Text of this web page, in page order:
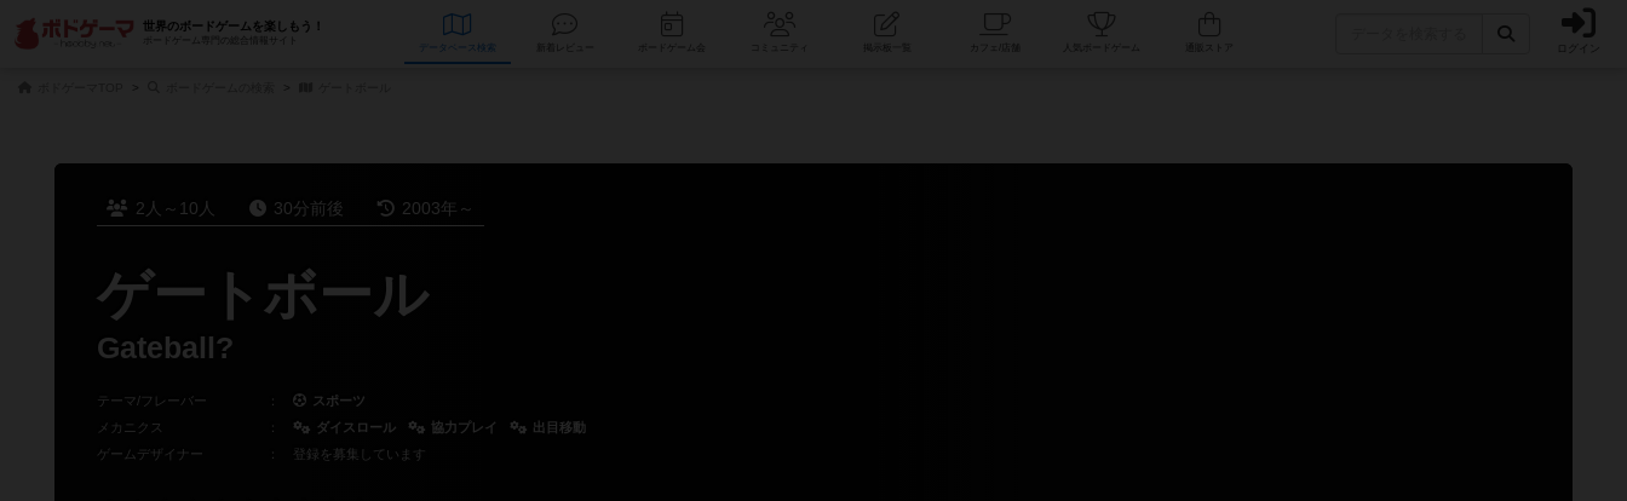
世界のボードゲームを楽しもう！
ボードゲーム専門の総合情報サイト
データベース コミュニティ 人気ボードゲーム ログイン
2人～10人 30分前後 2003年～
ゲートボール
Gateball?
テーマ/フレーバー ：
スポーツ
メカニクス
： ダイスロール 協力プレイ
出目移動
ゲームデザイナー
： 登録を募集しています